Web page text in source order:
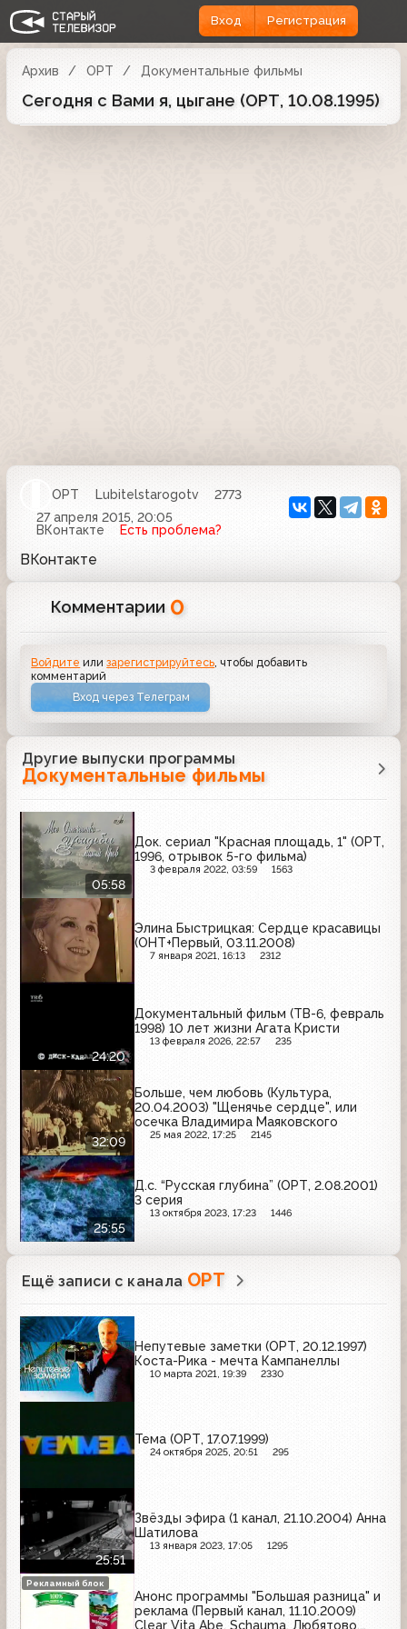
Вход Регистрация
Архив ОРТ Документальные фильмы
Сегодня с Вами я, цыгане (ОРТ, 10.08.1995)
ОРТ Lubitelstarogotv
2773
27 апреля 2015, 20:05
ВКонтакте
Есть проблема?
ВКонтакте
Комментарии 0
Войдите илизарегистрируйтесь , чтобы добавить
комментарий
Вход через Телеграм
Другие выпуски программы
Документальные фильмы
05:58
Док. сериал "Красная площадь, 1" (ОРТ,
1996, отрывок 5-го фильма)
3 февраля 2022, 03:59 1563
Элина Быстрицкая: Сердце красавицы
(ОНТ+Первый, 03.11.2008)
7 января 2021, 16:13 2312
24:20
Документальный фильм (ТВ-6, февраль
1998) 10 лет жизни Агата Кристи
13 февраля 2026, 22:57 235
32:09
Больше, чем любовь (Культура,
20.04.2003) "Щенячье сердце", или
осечка Владимира Маяковского
25 мая 2022, 17:25 2145
25:55
Д.с. “Русская глубина” (ОРТ, 2.08.2001)
3 серия
13 октября 2023, 17:23 1446
Ещё записи с канала ОРТ
Непутевые заметки (ОРТ, 20.12.1997)
Коста-Рика - мечта Кампанеллы
10 марта 2021, 19:39 2330
Тема (ОРТ, 17.07.1999)
24 октября 2025, 20:51 295
25:51
Звёзды эфира (1 канал, 21.10.2004) Анна
Шатилова
13 января 2023, 17:05 1295
Анонс программы "Большая разница" и
реклама (Первый канал, 11.10.2009)
Clear Vita Abe, Schauma, Любятово,
Рекламный блок